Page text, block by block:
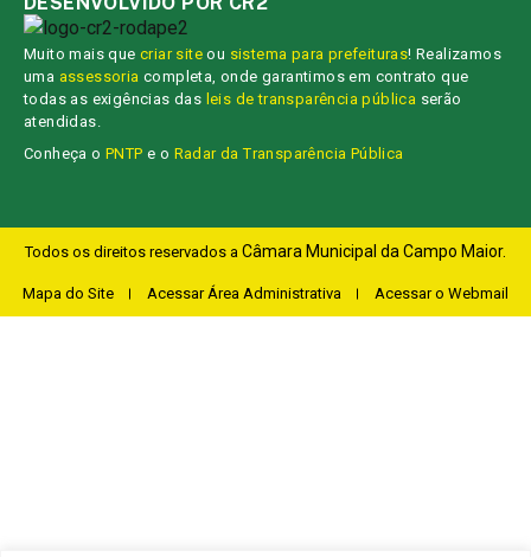
Muito mais quecriar site ou sistema para prefeituras! Realizamos
uma assessoria completa, onde garantimos em contrato que
todas as exigências das leis de transparência pública serão
atendidas.
Conheça oPNTP e o Radar da Transparência Pública
Todos os direitos reservados a Câmara Municipal da Campo Maior.
Mapa do Site Acessar Área Administrativa Acessar o Webmail